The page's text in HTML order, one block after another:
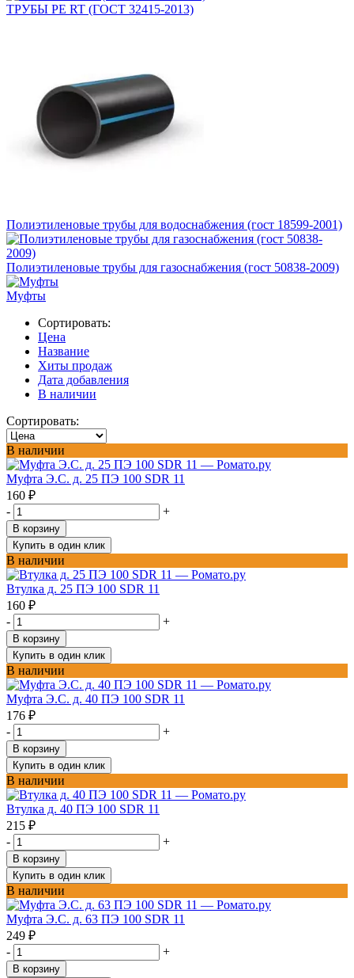
ТРУБЫ PE RT (ГОСТ 32415-2013)
Полиэтиленовые трубы для водоснабжения (гост 18599-2001)
Полиэтиленовые трубы для газоснабжения (гост 50838-2009)
Муфты
Сортировать:
Цена
Название
Хиты продаж
Дата добавления
В наличии
Сортировать:
В наличии
Муфта Э.С. д. 25 ПЭ 100 SDR 11
160 ₽
-
+
В корзину
Купить в один клик
В наличии
Втулка д. 25 ПЭ 100 SDR 11
160 ₽
-
+
В корзину
Купить в один клик
В наличии
Муфта Э.С. д. 40 ПЭ 100 SDR 11
176 ₽
-
+
В корзину
Купить в один клик
В наличии
Втулка д. 40 ПЭ 100 SDR 11
215 ₽
-
+
В корзину
Купить в один клик
В наличии
Муфта Э.С. д. 63 ПЭ 100 SDR 11
249 ₽
-
+
В корзину